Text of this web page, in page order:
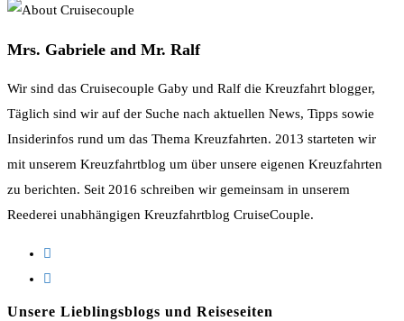
Mrs. Gabriele and Mr. Ralf
Wir sind das Cruisecouple Gaby und Ralf die Kreuzfahrt blogger,
Täglich sind wir auf der Suche nach aktuellen News, Tipps sowie
Insiderinfos rund um das Thema Kreuzfahrten. 2013 starteten wir
mit unserem Kreuzfahrtblog um über unsere eigenen Kreuzfahrten
zu berichten. Seit 2016 schreiben wir gemeinsam in unserem
Reederei unabhängigen Kreuzfahrtblog CruiseCouple.
in
Unsere Lieblingsblogs und Reiseseiten